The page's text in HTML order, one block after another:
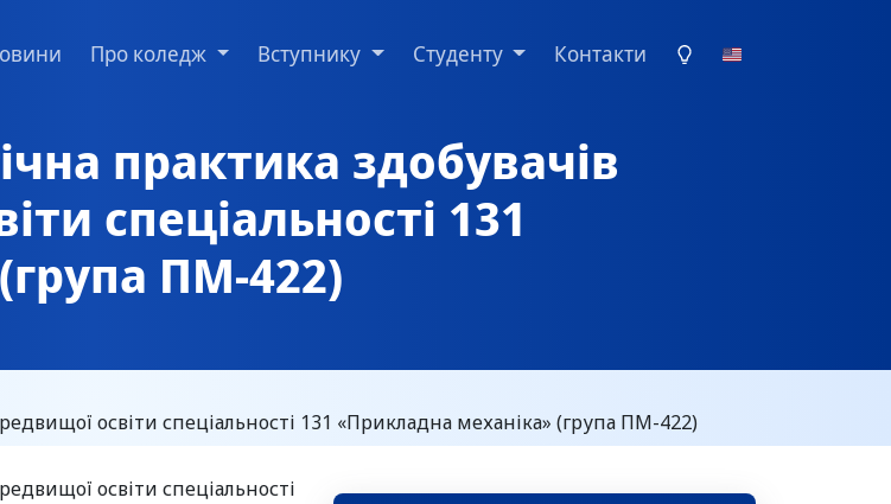
Про коледж Вступнику Студенту Контакти
практика здобувачів
спеціальності 131
ПМ-422)
освіти спеціальності 131 «Прикладна механіка» (група ПМ-422)
освіти спеціальності